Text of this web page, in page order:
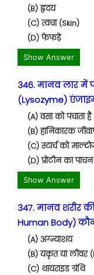
(B) हृदय
(C) त्वचा (Skin)
(D) फेफड़े
Show Answer
346. मानव लार में
(Lysozyme)
(A) वसा को पचाता है
(B) हानिकारक
(C) स्टार्च को
(D) प्रोटीन का
Show Answer
347. मानव शरीर
Human Body)
(A) अग्न्याशय
(B) यकृत या लीवर
(C) थायराइड ग्रंथि